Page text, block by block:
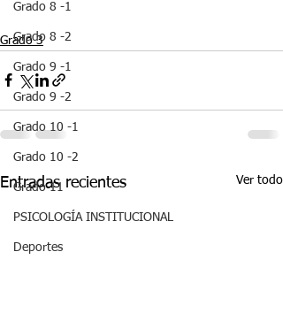
Grado 8 -1
Grado 8 -2
Grado 9 -1
Grado 9 -2
Grado 10 -1
Grado 10 -2
Grado 11
PSICOLOGÍA INSTITUCIONAL
Deportes
Grado 3
Entradas recientes Ver todo